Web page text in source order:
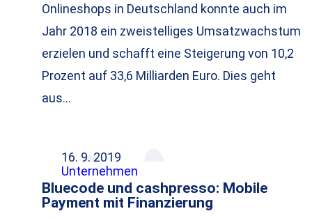
Onlineshops in Deutschland konnte auch im
Jahr 2018 ein zweistelliges Umsatzwachstum
erzielen und schafft eine Steigerung von 10,2
Prozent auf 33,6 Milliarden Euro. Dies geht
aus…
16. 9. 2019
Unternehmen
Bluecode und cashpresso: Mobile
Payment mit Finanzierung